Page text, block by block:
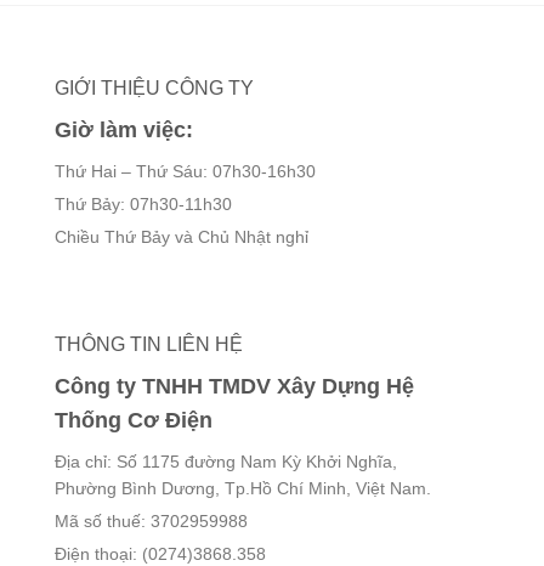
GIỚI THIỆU CÔNG TY
Giờ làm việc:
Thứ Hai – Thứ Sáu: 07h30-16h30
Thứ Bảy: 07h30-11h30
Chiều Thứ Bảy và Chủ Nhật nghỉ
THÔNG TIN LIÊN HỆ
Công ty TNHH TMDV Xây Dựng Hệ
Thống Cơ Điện
Địa chỉ: Số 1175 đường Nam Kỳ Khởi Nghĩa,
Phường Bình Dương, Tp.Hồ Chí Minh, Việt Nam.
Mã số thuế: 3702959988
Điện thoại: (0274)3868.358